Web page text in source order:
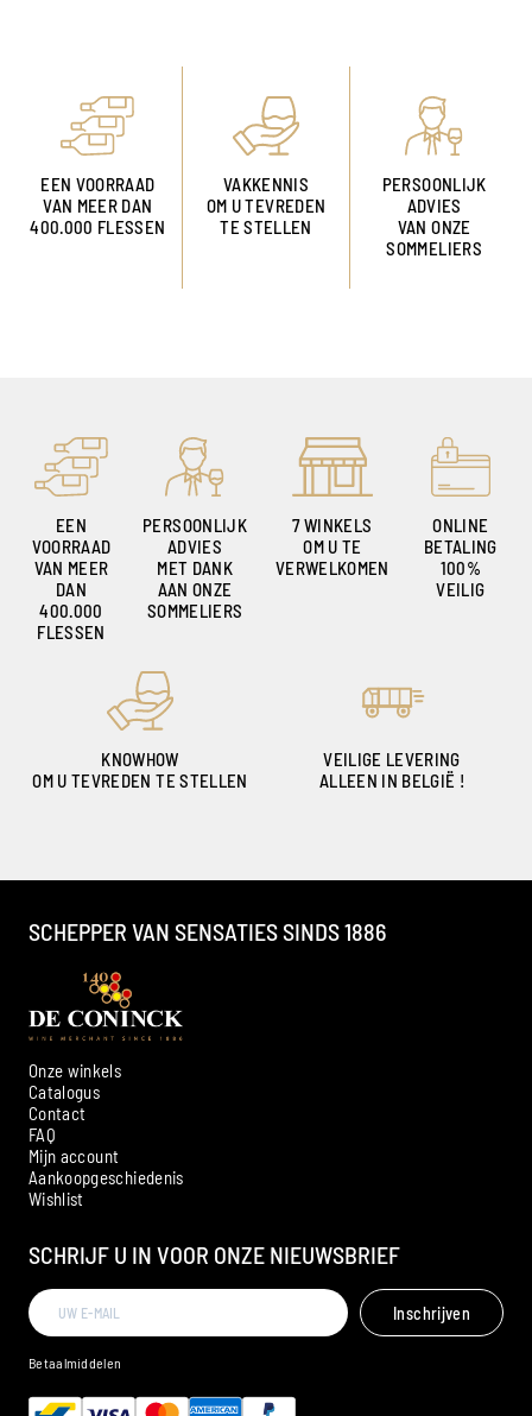
EEN VOORRAAD
VAN MEER DAN
400.000 FLESSEN
VAKKENNIS
OM U TEVREDEN
TE STELLEN
PERSOONLIJK
ADVIES
VAN ONZE
SOMMELIERS
EEN
VOORRAAD
VAN MEER
DAN
400.000
FLESSEN
PERSOONLIJK
ADVIES
MET DANK
AAN ONZE
SOMMELIERS
7 WINKELS
OM U TE
VERWELKOMEN
ONLINE
BETALING
100%
VEILIG
KNOWHOW
OM U TEVREDEN TE STELLEN
VEILIGE LEVERING
ALLEEN IN BELGIË !
Onze winkels
Catalogus
Contact
FAQ
Mijn account
Aankoopgeschiedenis
Wishlist
SCHRIJF U IN VOOR ONZE NIEUWSBRIEF
Inschrijven
SCHEPPER VAN SENSATIES SINDS 1886
Betaalmiddelen
Ambroise, Uw Sommelier